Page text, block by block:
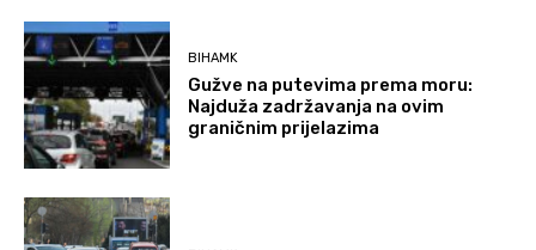
BIHAMK
Gužve na putevima prema moru:
Najduža zadržavanja na ovim
graničnim prijelazima